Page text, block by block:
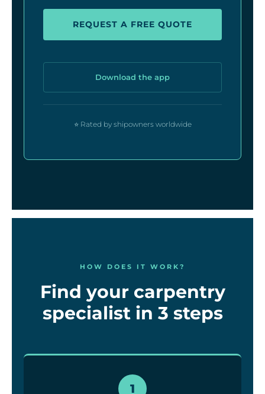
REQUEST A FREE QUOTE
Download the app
⭐ Rated by shipowners worldwide
HOW DOES IT WORK?
Find your carpentry
specialist in 3 steps
1